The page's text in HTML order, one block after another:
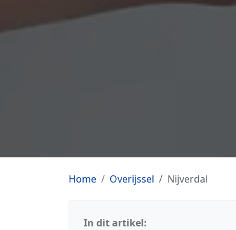
Home Overijssel Nijverdal
In dit artikel: